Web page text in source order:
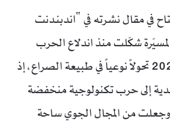
في مقال نشرته في “اندبندنت
شكّلت منذ اندلاع الحرب
السودانية في أبريل 2023 تحولاً نوعياً في طبيعة الصراع، إذ
إلى حرب تكنولوجية منخفضة
وجعلت من المجال الجوي ساحة